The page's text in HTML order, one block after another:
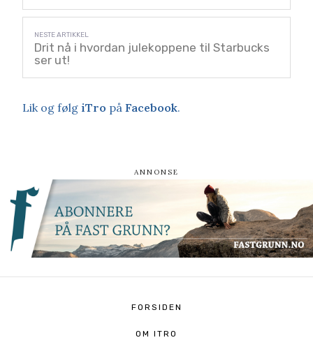
Drit nå i hvordan julekoppene til Starbucks
ser ut!
Lik og følg iTro på Facebook.
FORSIDEN
OM ITRO